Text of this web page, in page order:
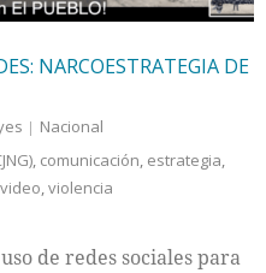
NARCOESTRATEGIA DE
Nacional
, comunicación, estrategia,
video,violencia
de redes sociales para